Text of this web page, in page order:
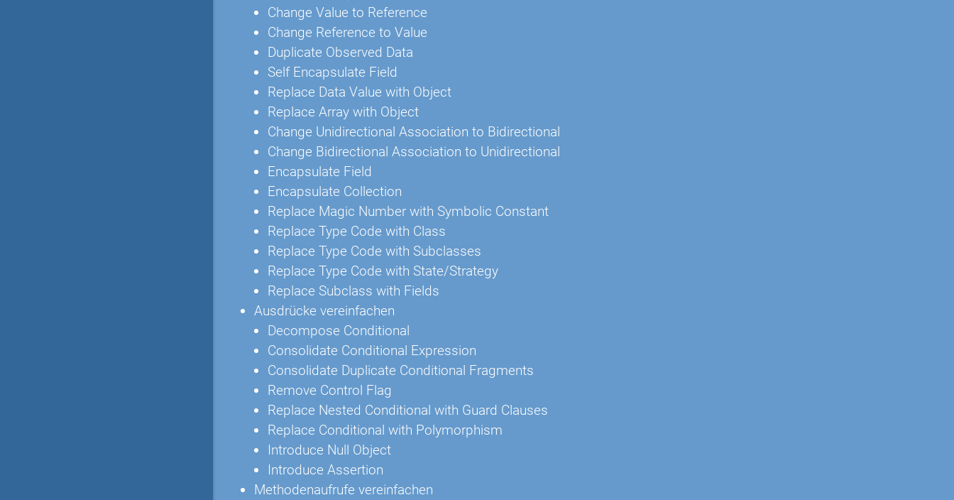
Change Value to Reference
Change Reference to Value
Duplicate Observed Data
Self Encapsulate Field
Replace Data Value with Object
Replace Array with Object
Change Unidirectional Association to Bidirectional
Change Bidirectional Association to Unidirectional
Encapsulate Field
Encapsulate Collection
Replace Magic Number with Symbolic Constant
Replace Type Code with Class
Replace Type Code with Subclasses
Replace Type Code with State/Strategy
Replace Subclass with Fields
Ausdrücke vereinfachen
Decompose Conditional
Consolidate Conditional Expression
Consolidate Duplicate Conditional Fragments
Remove Control Flag
Replace Nested Conditional with Guard Clauses
Replace Conditional with Polymorphism
Introduce Null Object
Introduce Assertion
Methodenaufrufe vereinfachen